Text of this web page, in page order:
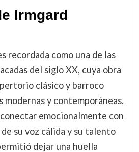
Irmgard
recordada como una de las
del siglo XX, cuya obra
clásico y barroco
modernas y contemporáneas.
emocionalmente con
su voz cálida y su talento
dejar una huella